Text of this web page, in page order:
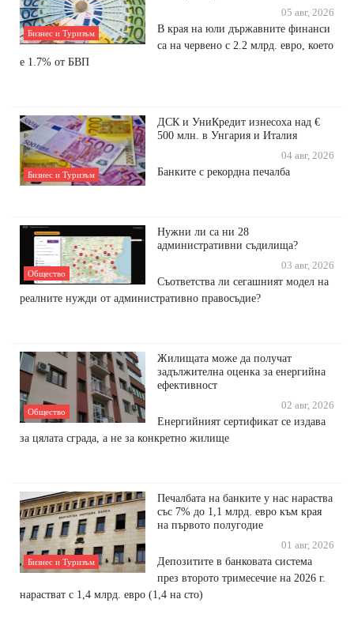
Бизнес и Туризъм
05 авг, 2026
В края на юли държавните финанси
са на червено с 2.2 млрд. евро, което
е 1.7% от БВП
Бизнес и Туризъм
ДСК и УниКредит изнесоха над €
500 млн. в Унгария и Италия
04 авг, 2026
Банките с рекордна печалба
Общество
Нужни ли са ни 28
административни съдилища?
03 авг, 2026
Съответства ли сегашният модел на
реалните нужди от административно правосъдие?
Общество
Жилищата може да получат
задължителна оценка за енергийна
ефективност
02 авг, 2026
Енергийният сертификат се издава
за цялата сграда, а не за конкретно жилище
Бизнес и Туризъм
Печалбата на банките у нас нараства
със 7% до 1,1 млрд. евро към края
на първото полугодие
01 авг, 2026
Депозитите в банковата система
през второто тримесечие на 2026 г.
нарастват с 1,4 млрд. евро (1,4 на сто)